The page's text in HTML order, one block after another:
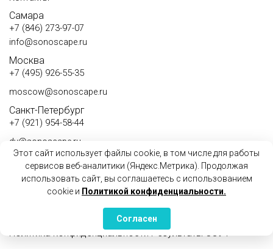
Этот сайт использует файлы cookie, в том числе для работы
сервисов веб-аналитики (Яндекс.Метрика). Продолжая
использовать сайт, вы соглашаетесь с использованием
cookie и Политикой конфиденциальности.
Согласен
Самара
+7 (846) 273-97-07
info@sonoscape.ru
Москва
+7 (495) 926-55-35
moscow@sonoscape.ru
Санкт-Петербург
+7 (921) 954-58-44
dv@sonoscape.ru
+7 (911) 020-96-91
at@sonoscape.ru
Телефон сервисного центра
Copyright © 2004 - 2026 ООО "sonoscape"
Политика конфиденциальности Результаты СОУТ